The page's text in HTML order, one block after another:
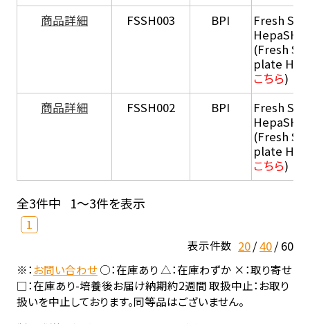
商品詳細
FSSH003 BPI
Fresh
HepaSH®
(Fresh
plate
こちら)
商品詳細
FSSH002 BPI
Fresh
HepaSH®
(Fresh
plate
こちら)
全3件中 1～3件を表示
1
表示件数 20 40 60
※：お問い合わせ○：在庫あり △：在庫わずか ×：取り寄せ
□：在庫あり-培養後お届け納期約2週間 取扱中止：お取り
扱いを中止しております。同等品はございません。